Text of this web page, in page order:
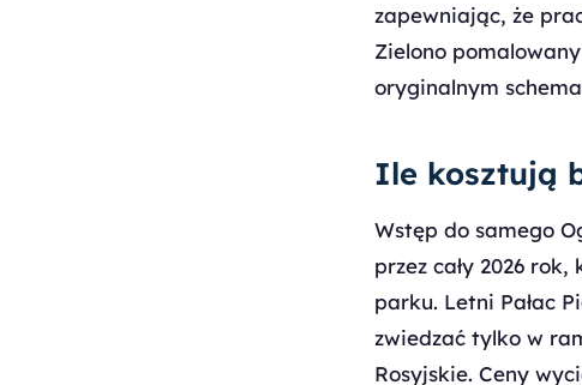
zapewniając, że
Zielono
oryginalnym
Ile kosztują
Wstęp do samego
przez cały 2026
parku. Letni Pałac
zwiedzać tylko w
Rosyjskie. Ceny